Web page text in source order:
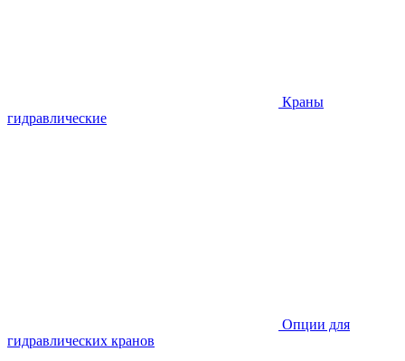
Краны
гидравлические
Опции для
гидравлических кранов